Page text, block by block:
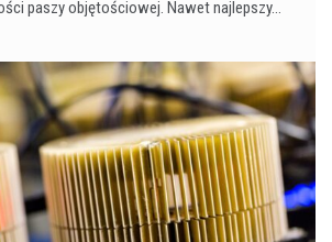
paszy objętościowej. Nawet najlepszy…